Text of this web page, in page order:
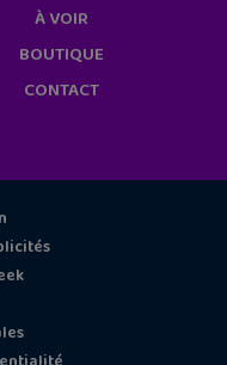
À VOIR
BOUTIQUE
CONTACT